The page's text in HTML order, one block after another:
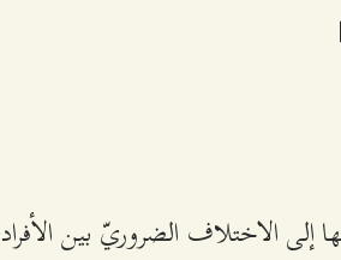
الاختلاف الضروريّ بين الأفراد